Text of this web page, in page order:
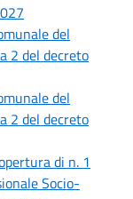
del
2 del decreto
del
2 del decreto
di n. 1
Socio-